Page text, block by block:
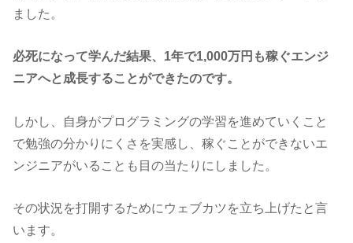
ました。
必死になって学んだ結果、1年で1,000万円も稼ぐエンジ
ニアへと成長することができたのです。
しかし、自身がプログラミングの学習を進めていくこと
で勉強の分かりにくさを実感し、稼ぐことができないエ
ンジニアがいることも目の当たりにしました。
その状況を打開するためにウェブカツを立ち上げたと言
います。